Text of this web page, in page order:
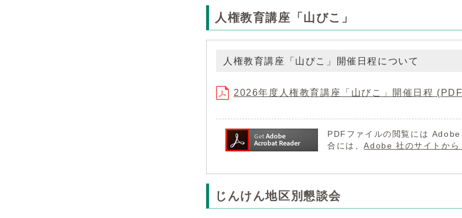
人権教育講座「山びこ」
人権教育講座「山びこ」開催日程について
2026年度人権教育講座「山びこ」開催日程
PDFファイルの閲覧には
合には、Adobe 社のサイトか
じんけん地区別懇談会